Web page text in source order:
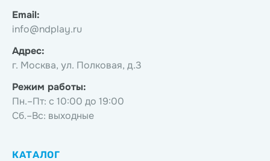
Email:
info@ndplay.ru
Адрес:
г. Москва, ул. Полковая, д.3
Режим работы:
Пн.–Пт: с 10:00 до 19:00
Сб.–Вс: выходные
КАТАЛОГ